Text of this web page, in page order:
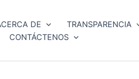
DE TRANSPARENCIA
CONTÁCTENOS